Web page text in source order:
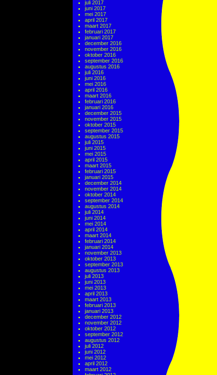
juli 2017
juni 2017
mei 2017
april 2017
maart 2017
februari 2017
januari 2017
december 2016
november 2016
oktober 2016
september 2016
augustus 2016
juli 2016
juni 2016
mei 2016
april 2016
maart 2016
februari 2016
januari 2016
december 2015
november 2015
oktober 2015
september 2015
augustus 2015
juli 2015
juni 2015
mei 2015
april 2015
maart 2015
februari 2015
januari 2015
december 2014
november 2014
oktober 2014
september 2014
augustus 2014
juli 2014
juni 2014
mei 2014
april 2014
maart 2014
februari 2014
januari 2014
november 2013
oktober 2013
september 2013
augustus 2013
juli 2013
juni 2013
mei 2013
april 2013
maart 2013
februari 2013
januari 2013
december 2012
november 2012
oktober 2012
september 2012
augustus 2012
juli 2012
juni 2012
mei 2012
april 2012
maart 2012